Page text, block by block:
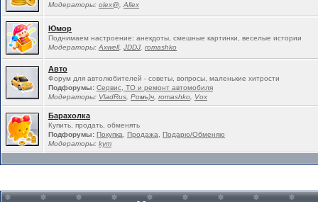
Модераторы: olex@ Allex
Юмор
Поднимаем настроение: анекдоты, смешные картинки, веселые истории
Модераторы: Ахwell, JDDJ romashko
Авто
Форум для автолюбителей - советы, вопросы, маленькие хитрости
Подфорумы: Сервис, ТО и ремонт автомобиля
Модераторы: VladRus Ромь)ч romashko Vox
Барахолка
Купить, продать, обменять
Подфорумы: Покупка Продажа
Подарю/Обменяю
Модераторы: kym